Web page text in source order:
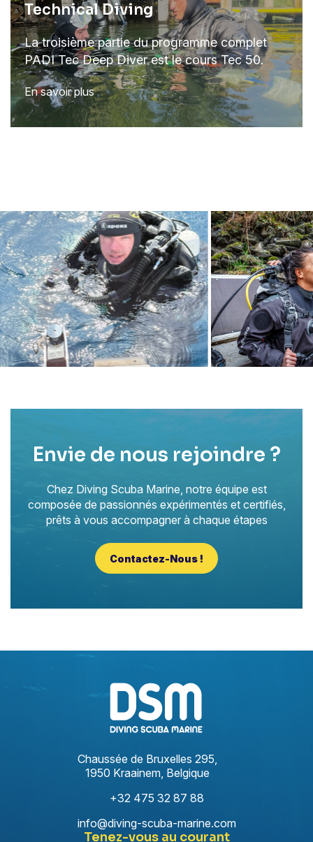
Technical Diving
La troisième partie du programme complet
PADI Tec Deep Diver est le cours Tec 50.
En savoir plus
Envie de nous rejoindre ?
Chez Diving Scuba Marine, notre équipe est
composée de passionnés expérimentés et certifiés,
prêts à vous accompagner à chaque étapes
Contactez-Nous !
Chaussée de Bruxelles 295,
1950 Kraainem, Belgique
+32 475 32 87 88
info@diving-scuba-marine.com
Tenez-vous au courant